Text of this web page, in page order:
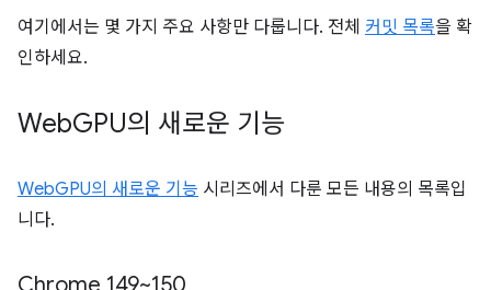
여기에서는 몇 가지 주요 사항만 다룹니다. 전체 커밋 목록을 확
인하세요.
WebGPU의 새로운 기능
WebGPU의 새로운 기능 시리즈에서 다룬 모든 내용의 목록입
니다.